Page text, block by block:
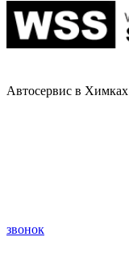
Автосервис в Химках
звонок